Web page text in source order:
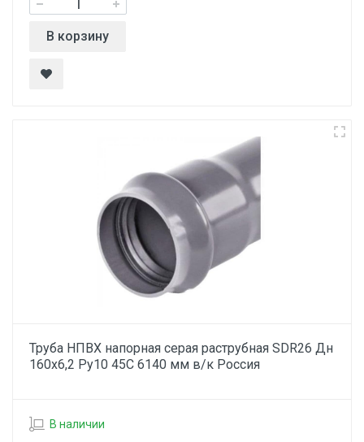
В корзину
Труба НПВХ напорная серая раструбная SDR26 Дн
160х6,2 Ру10 45С 6140 мм в/к Россия
В наличии